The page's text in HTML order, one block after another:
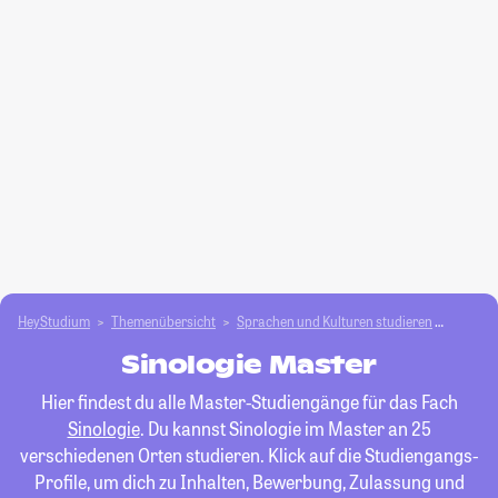
HeyStudium Themenübersicht Sprachen und Kulturen studieren
Sinologie Master
Hier findest du alle Master-Studiengänge für das Fach
Sinologie. Du kannst Sinologie im Master an 25
verschiedenen Orten studieren. Klick auf die Studiengangs-
Profile, um dich zu Inhalten, Bewerbung, Zulassung und